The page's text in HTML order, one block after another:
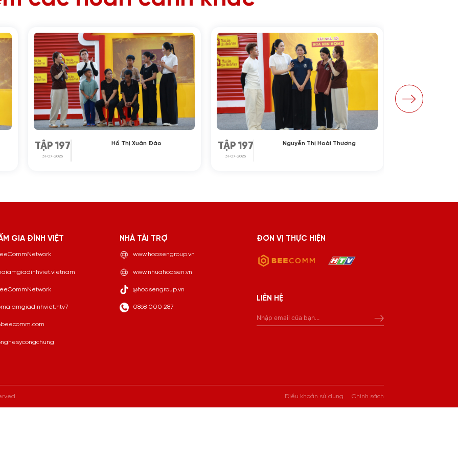
TẬP 197
31-07-2026
Hồ Thị Xuân Đào TẬP 197
31-07-2026
Nguyễn Thị Hoài Thương
GIA ĐÌNH VIỆT NHÀ TÀI TRỢ
www.hoasengroup.vn
www.nhuahoasen.vn
@hoasengroup.vn
0868 000 287
ĐƠN VỊ THỰC HIỆN
LIÊN HỆ
Điều khoản sử dụng Chính sách